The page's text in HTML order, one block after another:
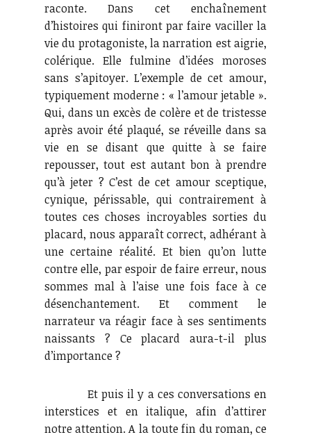
raconte. Dans cet enchaînement
d’histoires qui finiront par faire vaciller la
vie du protagoniste, la narration est aigrie,
colérique. Elle fulmine d’idées moroses
sans s’apitoyer. L’exemple de cet amour,
typiquement moderne : « l’amour jetable ».
Qui, dans un excès de colère et de tristesse
après avoir été plaqué, se réveille dans sa
vie en se disant que quitte à se faire
repousser, tout est autant bon à prendre
qu’à jeter ? C’est de cet amour sceptique,
cynique, périssable, qui contrairement à
toutes ces choses incroyables sorties du
placard, nous apparaît correct, adhérant à
une certaine réalité. Et bien qu’on lutte
contre elle, par espoir de faire erreur, nous
sommes mal à l’aise une fois face à ce
désenchantement. Et comment le
narrateur va réagir face à ses sentiments
naissants ? Ce placard aura-t-il plus
d’importance ?
Et puis il y a ces conversations en
interstices et en italique, afin d’attirer
notre attention. A la toute fin du roman, ce